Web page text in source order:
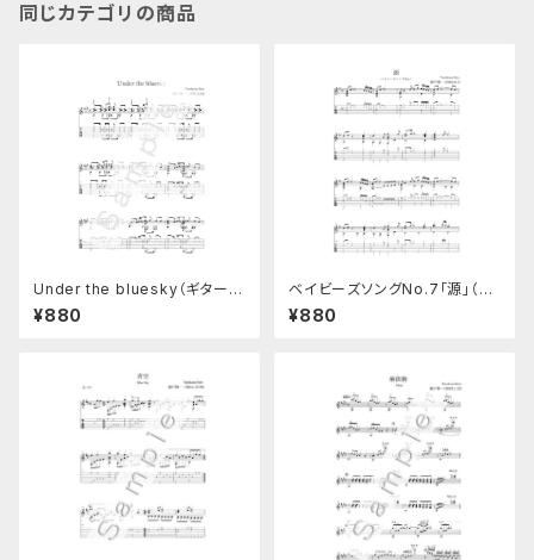
同じカテゴリの商品
Under the bluesky（ギターソ
ロ楽譜）TAB譜つき
¥880
ベイビーズソングNo.7「源」（TA
B譜つき）
¥880